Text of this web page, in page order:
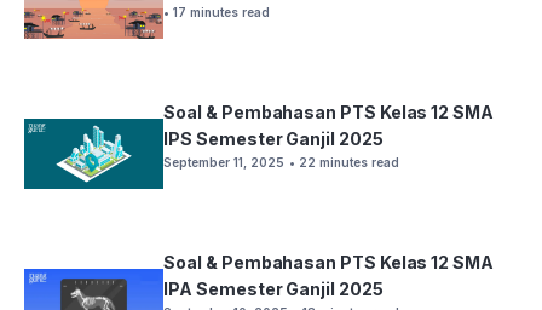
• 17 minutes read
Soal & Pembahasan PTS Kelas 12 SMA
IPS Semester Ganjil 2025
September 11, 2025 • 22 minutes read
Soal & Pembahasan PTS Kelas 12 SMA
IPA Semester Ganjil 2025